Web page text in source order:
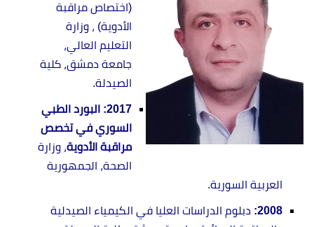
(اختصاص مراقبة
الأدوية) ، وزارة
التعليم العالي،
جامعة دمشق، كلية
الصيدلة.
2017: البورد الطبي
السوري في تخصص
مراقبة الأدوية، وزارة
الصحة، الجمهورية
العربية السورية.
2008: دبلوم الدراسات العليا في الكيمياء الصيدلية